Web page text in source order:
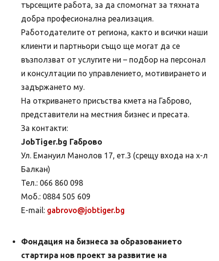
търсещите работа, за да спомогнат за тяхната
добра професионална реализация.
Работодателите от региона, както и всички наши
клиенти и партньори също ще могат да се
възползват от услугите ни – подбор на персонал
и консултации по управлението, мотивирането и
задържането му.
На откриването присъства кмета на Габрово,
представители на местния бизнес и пресата.
За контакти:
JobTiger.bg Габрово
Ул. Емануил Манолов 17, ет.3 (срещу входа на х-л
Балкан)
Тел.: 066 860 098
Моб.: 0884 505 609
E-mail: gabrovo@jobtiger.bg
Фондация на бизнеса за образованието
стартира нов проект за развитие на